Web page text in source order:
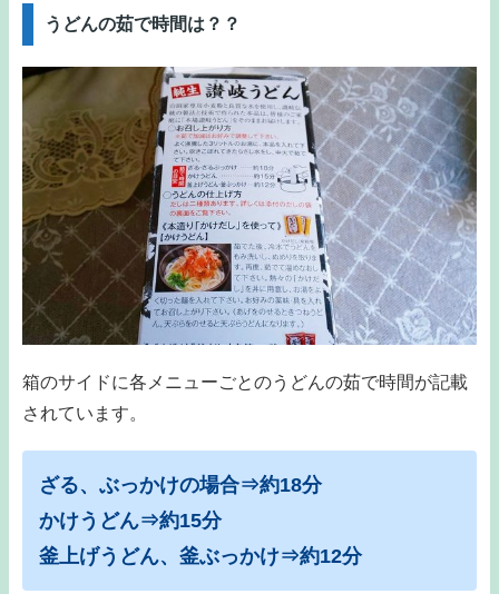
うどんの茹で時間は？？
箱のサイドに各メニューごとのうどんの茹で時間が記載
されています。
ざる、ぶっかけの場合⇒約18分
かけうどん⇒約15分
釜上げうどん、釜ぶっかけ⇒約12分